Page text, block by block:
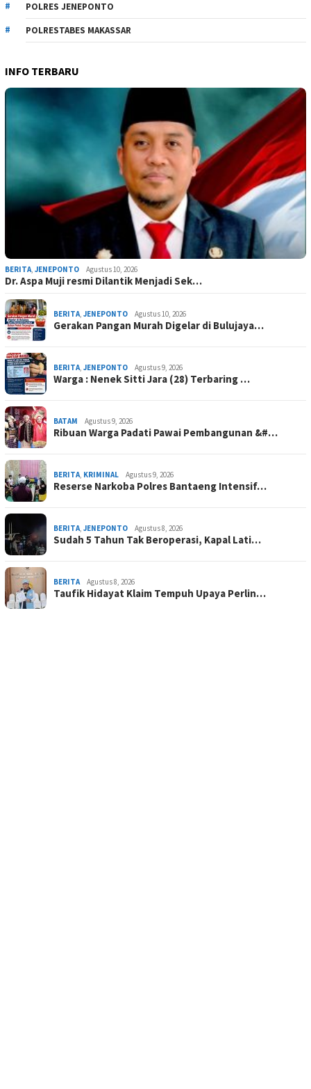
POLRES JENEPONTO
POLRESTABES MAKASSAR
INFO TERBARU
BERITA, JENEPONTO Agustus 10, 2026
Dr. Aspa Muji resmi Dilantik Menjadi Sek…
BERITA, JENEPONTO Agustus 10, 2026
Gerakan Pangan Murah Digelar di Bulujaya…
BERITA, JENEPONTO Agustus 9, 2026
Warga : Nenek Sitti Jara (28) Terbaring …
BATAM Agustus 9, 2026
Ribuan Warga Padati Pawai Pembangunan &#…
BERITA, KRIMINAL Agustus 9, 2026
Reserse Narkoba Polres Bantaeng Intensif…
BERITA, JENEPONTO Agustus 8, 2026
Sudah 5 Tahun Tak Beroperasi, Kapal Lati…
BERITA Agustus 8, 2026
Taufik Hidayat Klaim Tempuh Upaya Perlin…